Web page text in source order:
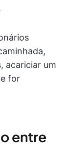
acariciar um
for
entre